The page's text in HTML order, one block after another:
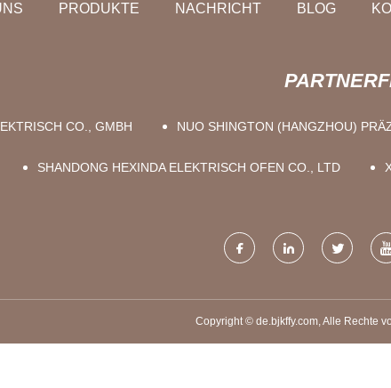
PRODUKTE NACHRICHT BLOG
CO., GMBH NUO SHINGTON (HANGZHOU)
SHANDONG HEXINDA ELEKTRISCH OFEN CO., LTD
Copyright © de.bjkffy.com, Alle Rechte